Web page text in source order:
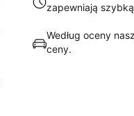
zapewniają
Według oceny
ceny.